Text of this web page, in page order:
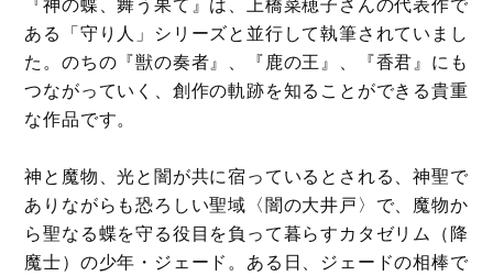
ある「守り人」シリーズと並行して執筆されていまし
た。のちの『獣の奏者』、『鹿の王』、『香君』にも
つながっていく、創作の軌跡を知ることができる貴重
な作品です。
神と魔物、光と闇が共に宿っているとされる、神聖で
ありながらも恐ろしい聖域〈闇の大井戸〉で、魔物か
ら聖なる蝶を守る役目を負って暮らすカタゼリム（降
魔士）の少年・ジェード。ある日、ジェードの相棒で